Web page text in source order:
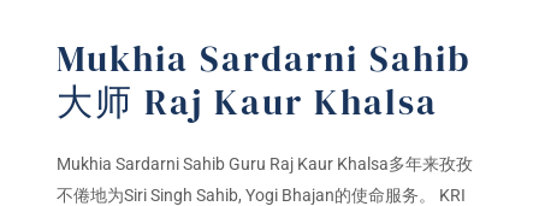
Mukhia Sardarni Sahib
大师 Raj Kaur Khalsa
Mukhia Sardarni Sahib Guru Raj Kaur Khalsa多年来孜孜
不倦地为Siri Singh Sahib, Yogi Bhajan的使命服务。 KRI